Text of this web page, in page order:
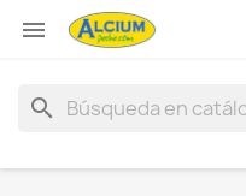

search